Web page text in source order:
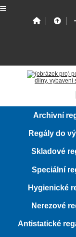
Archivní
Regály do
Skladové
Speciální
Hygienické
Nerezové
Antistatické